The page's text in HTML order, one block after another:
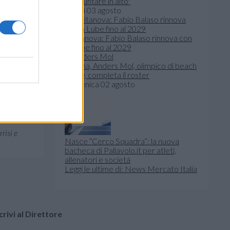
Ho
potrà
un
e
lunedì 03 agosto
Civitanova: Fabio Balaso rinnova con
la Lube fino al 2029
Verona, Anders Mol, olimpico di beach
volley, completa il roster
domenica 02 agosto
Nasce “Cerco Squadra”: la nuova
bacheca di Pallavolo.it per atleti,
allenatori e società
Leggi le ultime di: News Mercato Italia
al Direttore